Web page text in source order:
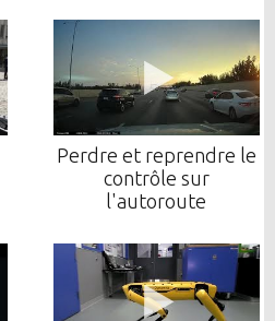
Perdre et reprendre le
contrôle sur
l'autoroute